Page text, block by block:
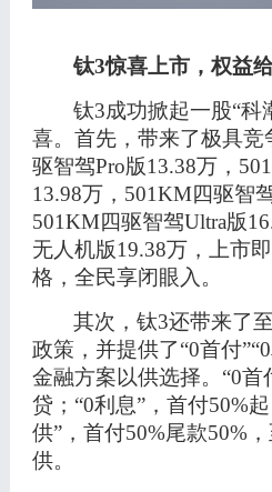
钛3惊喜上市，权益
钛3成功掀起一股“科
喜。 首先，带来了极具竞
驱智驾Pro版13.38万，
13.98万，501KM四驱智
501KM四驱智驾Ultra版
无人机版19.38万， 上市
格，全民享闭眼入。
其次，钛3还带来了
政策，并提供了“0首付
金融方案以供选择。“0首
贷；“0利息”，首付50%
供”，首付50%尾款50%
供。